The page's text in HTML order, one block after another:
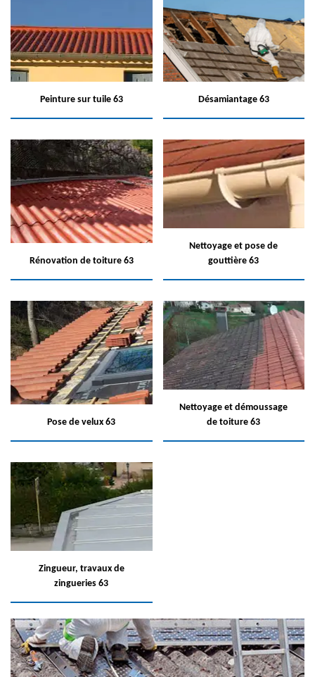
Peinture sur tuile 63 Désamiantage 63
Rénovation de toiture 63
Nettoyage et pose de
gouttière 63
Pose de velux 63
Nettoyage et démoussage
de toiture 63
Zingueur, travaux de
zingueries 63